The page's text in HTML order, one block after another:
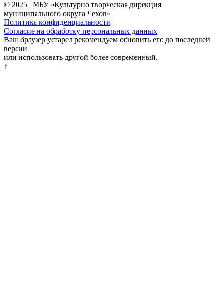
© 2025 | МБУ «Культурно творческая дирекция
муниципального округа Чехов»
Политика конфиденциальности
Согласие на обработку персональных данных
Ваш браузер устарел рекомендуем обновить его до последней
версии
или использовать другой более современный.
↑